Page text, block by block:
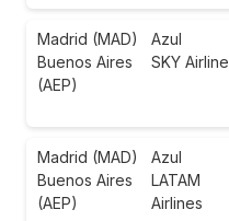
Madrid (MAD)
Buenos Aires
(AEP)
Azul
SKY Airline
Madrid (MAD)
Buenos Aires
(AEP)
Azul
LATAM
Airlines